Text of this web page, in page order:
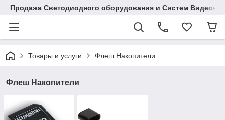
Продажа Светодиодного оборудования и Систем
Товары и услуги Флеш Накопители
Флеш Накопители